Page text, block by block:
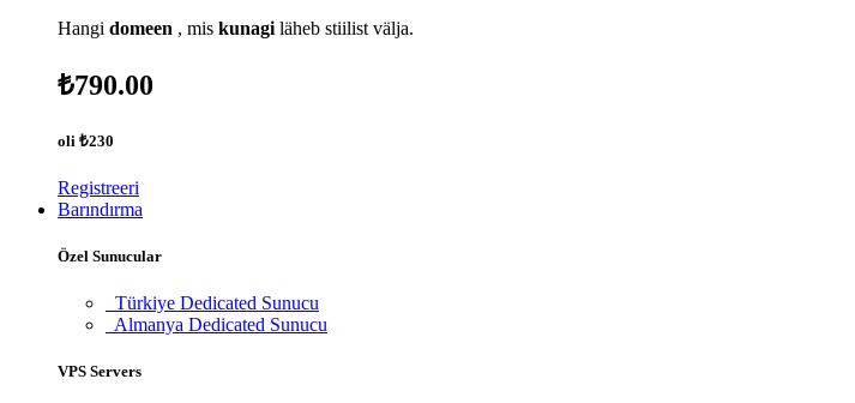
Hangi domeen , mis kunagi läheb stiilist välja.
₺790.00
oli ₺230
Registreeri
Barındırma
Özel Sunucular
Türkiye Dedicated Sunucu
Almanya Dedicated Sunucu
VPS Servers